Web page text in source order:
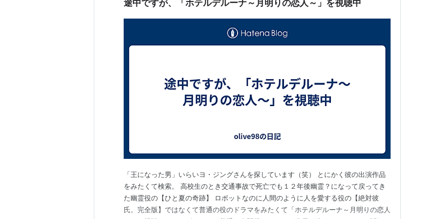
途中ですが、「ホテルデルーナ～月明りの恋人～」を視聴中
「王になった男」いらいヨ・ジングさんを探しています（笑） とにかく彼の出演作品
をみたくて検索。 高校生のとき交通事故で死亡でも１２年後幽霊？になって戻ってき
た幽霊役の【ひと夏の奇跡】 ロボットなのに人間のように人を愛する役の【絶対彼
氏。完全版】ではなくて普通の役のドラマをみたくて「ホテルデルーナ～月明りの恋人